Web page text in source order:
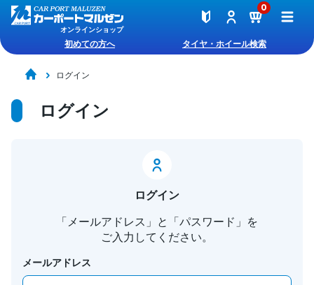
オンラインショップ
0
初めての方へ タイヤ・ホイール検索
ログイン
ログイン
ログイン
「メールアドレス」と「パスワード」を
ご入力してください。
メールアドレス